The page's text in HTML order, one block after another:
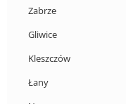
Zabrze
Gliwice
Kleszczów
Łany